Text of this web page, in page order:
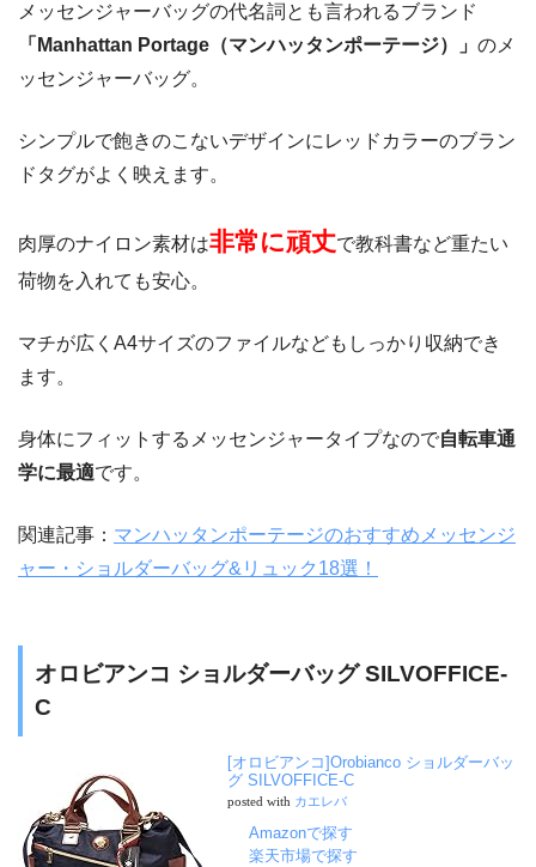
メッセンジャーバッグの代名詞とも言われるブランド
「Manhattan Portage（マンハッタンポーテージ）」 のメ
ッセンジャーバッグ。
シンプルで飽きのこないデザインにレッドカラーのブラン
ドタグがよく映えます。
肉厚のナイロン素材は非常に頑丈で教科書など重たい
荷物を入れても安心。
マチが広くA4サイズのファイルなどもしっかり収納でき
ます。
身体にフィットするメッセンジャータイプなので自転車通
学に最適です。
関連記事： マンハッタンポーテージのおすすめメッセンジ
ャー・ショルダーバッグ&リュック18選！
オロビアンコ ショルダーバッグ SILVOFFICE-
C
[オロビアンコ]Orobianco ショルダーバッ
グ SILVOFFICE-C
posted with カエレバ
Amazonで探す
楽天市場で探す